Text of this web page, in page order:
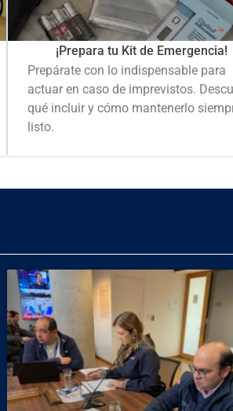
¡Prepara tu Kit de Emergencia!
Prepárate con lo indispensable para
actuar en caso de imprevistos.
qué incluir y cómo mantenerlo
listo.